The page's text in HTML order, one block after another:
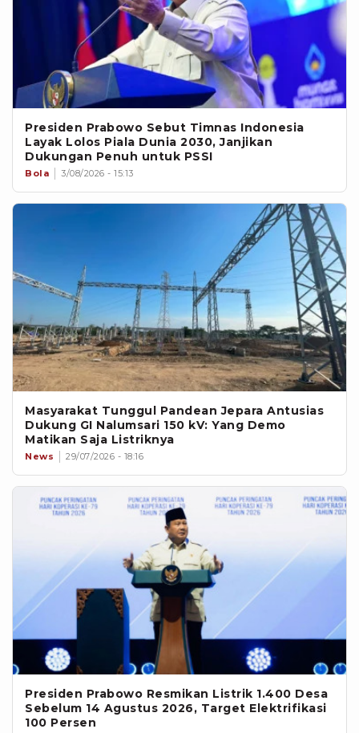
Presiden Prabowo Sebut Timnas Indonesia
Layak Lolos Piala Dunia 2030, Janjikan
Dukungan Penuh untuk PSSI
Bola 3/08/2026 - 15:13
Masyarakat Tunggul Pandean Jepara Antusias
Dukung GI Nalumsari 150 kV: Yang Demo
Matikan Saja Listriknya
News 29/07/2026 - 18:16
Presiden Prabowo Resmikan Listrik 1.400 Desa
Sebelum 14 Agustus 2026, Target Elektrifikasi
100 Persen